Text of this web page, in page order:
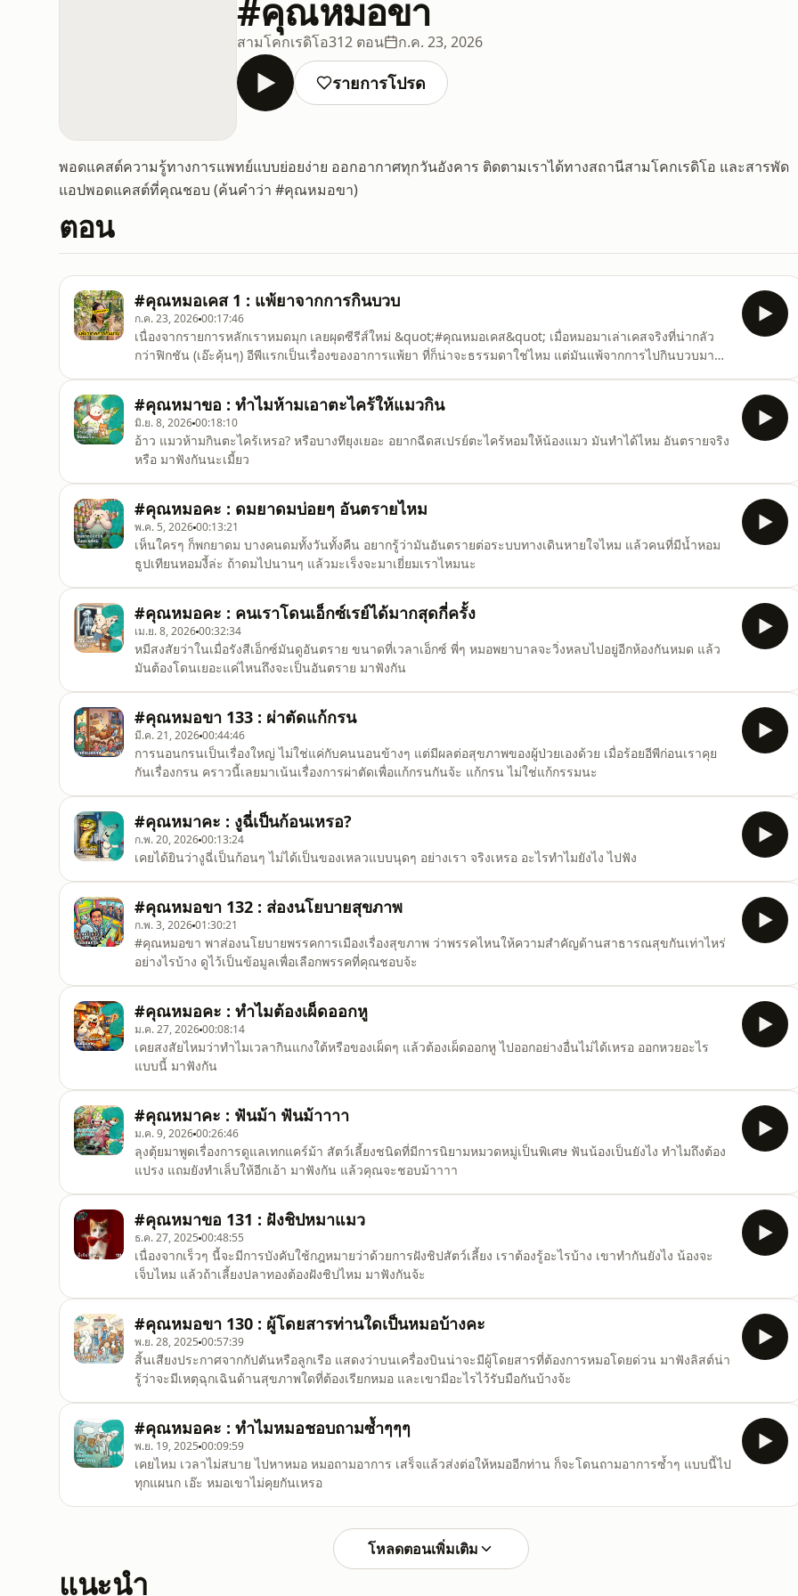
#คุณหมอขา
สามโคกเรดิโอ312 ตอน ก.ค. 23, 2026
รายการโปรด
พอดแคสต์ความรู้ทางการแพทย์แบบย่อยง่าย ออกอากาศทุกวันอังคาร ติดตามเราได้ทางสถานีสามโคกเรดิโอ และสารพัด
แอปพอดแคสต์ที่คุณชอบ (ค้นคำว่า #คุณหมอขา)
ตอน
#คุณหมอเคส 1 : แพ้ยาจากการกินบวบ
ก.ค. 23, 202600:17:46
เนื่องจากรายการหลักเราหมดมุก เลยผุดซีรีส์ใหม่ &quot;#คุณหมอเคส&quot; เมื่อหมอมาเล่าเคสจริงที่น่ากลัว
กว่าฟิกชัน (เอ๊ะคุ้นๆ) อีพีแรกเป็นเรื่องของอาการแพ้ยา ที่ก็น่าจะธรรมดาใช่ไหม แต่มันแพ้จากการไปกินบวบมานี่
#คุณหมาขอ : ทำไมห้ามเอาตะไคร้ให้แมวกิน
มิ.ย. 8, 202600:18:10
อ้าว แมวห้ามกินตะไคร้เหรอ? หรือบางทียุงเยอะ อยากฉีดสเปรย์ตะไคร้หอมให้น้องแมว มันทำได้ไหม อันตรายจริง
หรือ มาฟังกันนะเมี้ยว
#คุณหมอคะ : ดมยาดมบ่อยๆ อันตรายไหม
พ.ค. 5, 202600:13:21
เห็นใครๆ ก็พกยาดม บางคนดมทั้งวันทั้งคืน อยากรู้ว่ามันอันตรายต่อระบบทางเดินหายใจไหม แล้วคนที่มีน้ำหอม
ธูปเทียนหอมงี้ล่ะ ถ้าดมไปนานๆ แล้วมะเร็งจะมาเยี่ยมเราไหมนะ
#คุณหมอคะ : คนเราโดนเอ็กซ์เรย์ได้มากสุดกี่ครั้ง
เม.ย. 8, 202600:32:34
หมีสงสัยว่าในเมื่อรังสีเอ็กซ์มันดูอันตราย ขนาดที่เวลาเอ็กซ์ พี่ๆ หมอพยาบาลจะวิ่งหลบไปอยู่อีกห้องกันหมด แล้ว
มันต้องโดนเยอะแค่ไหนถึงจะเป็นอันตราย มาฟังกัน
#คุณหมอขา 133 : ผ่าตัดแก้กรน
มี.ค. 21, 202600:44:46
การนอนกรนเป็นเรื่องใหญ่ ไม่ใช่แค่กับคนนอนข้างๆ แต่มีผลต่อสุขภาพของผู้ป่วยเองด้วย เมื่อร้อยอีพีก่อนเราคุย
กันเรื่องกรน คราวนี้เลยมาเน้นเรื่องการผ่าตัดเพื่อแก้กรนกันจ้ะ แก้กรน ไม่ใช่แก้กรรมนะ
#คุณหมาคะ : งูฉี่เป็นก้อนเหรอ?
ก.พ. 20, 202600:13:24
เคยได้ยินว่างูฉี่เป็นก้อนๆ ไม่ได้เป็นของเหลวแบบนุดๆ อย่างเรา จริงเหรอ อะไรทำไมยังไง ไปฟัง
#คุณหมอขา 132 : ส่องนโยบายสุขภาพ
ก.พ. 3, 202601:30:21
#คุณหมอขา พาส่องนโยบายพรรคการเมืองเรื่องสุขภาพ ว่าพรรคไหนให้ความสำคัญด้านสาธารณสุขกันเท่าไหร่
อย่างไรบ้าง ดูไว้เป็นข้อมูลเพื่อเลือกพรรคที่คุณชอบจ้ะ
#คุณหมอคะ : ทำไมต้องเผ็ดออกหู
ม.ค. 27, 202600:08:14
เคยสงสัยไหมว่าทำไมเวลากินแกงใต้หรือของเผ็ดๆ แล้วต้องเผ็ดออกหู ไปออกอย่างอื่นไม่ได้เหรอ ออกหวยอะไร
แบบนี้ มาฟังกัน
#คุณหมาคะ : ฟันม้า ฟันม้าาาา
ม.ค. 9, 202600:26:46
ลุงตุ้ยมาพูดเรื่องการดูแลเทกแคร์ม้า สัตว์เลี้ยงชนิดที่มีการนิยามหมวดหมู่เป็นพิเศษ ฟันน้องเป็นยังไง ทำไมถึงต้อง
แปรง แถมยังทำเล็บให้อีกเอ้า มาฟังกัน แล้วคุณจะชอบม้าาาา
#คุณหมาขอ 131 : ฝังชิปหมาแมว
ธ.ค. 27, 2025 00:48:55
เนื่องจากเร็วๆ นี้จะมีการบังคับใช้กฎหมายว่าด้วยการฝังชิปสัตว์เลี้ยง เราต้องรู้อะไรบ้าง เขาทำกันยังไง น้องจะ
เจ็บไหม แล้วถ้าเลี้ยงปลาทองต้องฝังชิปไหม มาฟังกันจ้ะ
#คุณหมอขา 130 : ผู้โดยสารท่านใดเป็นหมอบ้างคะ
พ.ย. 28, 2025 00:57:39
สิ้นเสียงประกาศจากกัปตันหรือลูกเรือ แสดงว่าบนเครื่องบินน่าจะมีผู้โดยสารที่ต้องการหมอโดยด่วน มาฟังลิสต์น่า
รู้ว่าจะมีเหตุฉุกเฉินด้านสุขภาพใดที่ต้องเรียกหมอ และเขามีอะไรไว้รับมือกันบ้างจ้ะ
#คุณหมอคะ : ทำไมหมอชอบถามซ้ำๆๆๆ
พ.ย. 19, 2025 00:09:59
เคยไหม เวลาไม่สบาย ไปหาหมอ หมอถามอาการ เสร็จแล้วส่งต่อให้หมออีกท่าน ก็จะโดนถามอาการซ้ำๆ แบบนี้ไป
ทุกแผนก เอ๊ะ หมอเขาไม่คุยกันเหรอ
โหลดตอนเพิ่มเติม
แนะนำ